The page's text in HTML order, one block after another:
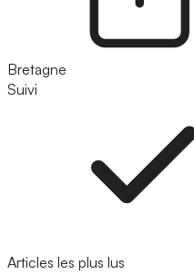
Bretagne
Suivi
Articles les plus lus